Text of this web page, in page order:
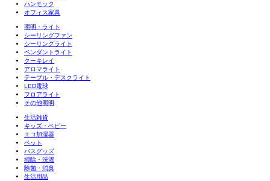
ハンモック
オフィス家具
照明・ライト
シーリングファン
シーリングライト
ペンダントライト
クーキレイ
アロマライト
テーブル・デスクライト
LED電球
フロアライト
その他照明
生活雑貨
キッズ・ベビー
エコ加湿器
ペット
バスグッズ
掃除・洗濯
除菌・消臭
生活用品